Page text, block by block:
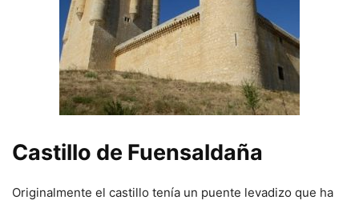
Castillo de Fuensaldaña
Originalmente el castillo tenía un puente levadizo que ha